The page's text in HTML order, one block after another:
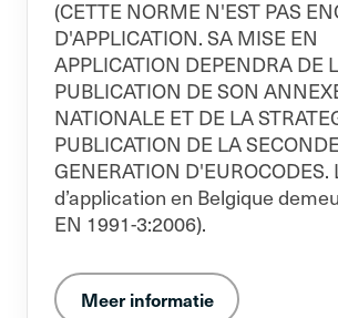
(CETTE NORME N'EST PAS
D'APPLICATION. SA MISE EN
APPLICATION DEPENDRA DE
PUBLICATION DE SON
NATIONALE ET DE LA
PUBLICATION DE LA
GENERATION
d’application en Belgique
EN 1991-3:2006).
Meer informatie